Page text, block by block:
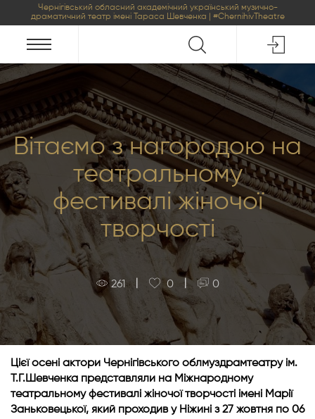
Чернігівський обласний академічний український музично-
драматичний театр імені Тараса Шевченка | #ChernihivTheatre
Вітаємо з нагородою на
театральному
фестивалі жіночої
творчості
261 0 0
Цієї осені актори Чернігівського облмуздрамтеатру ім.
Т.Г.Шевченка представляли на Міжнародному
театральному фестивалі жіночої творчості імені Марії
Заньковецької, який проходив у Ніжині з 27 жовтня по 06